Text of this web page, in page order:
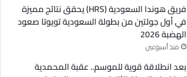
فريق هوندا السعودية (HRS) يحقق نتائج مميزة
في أول جولتين من بطولة السعودية تويوتا صعود
الهضبة 2026
منذ أسبوعين
بعد انطلاقة قوية للموسم.. عقبة المحمدية